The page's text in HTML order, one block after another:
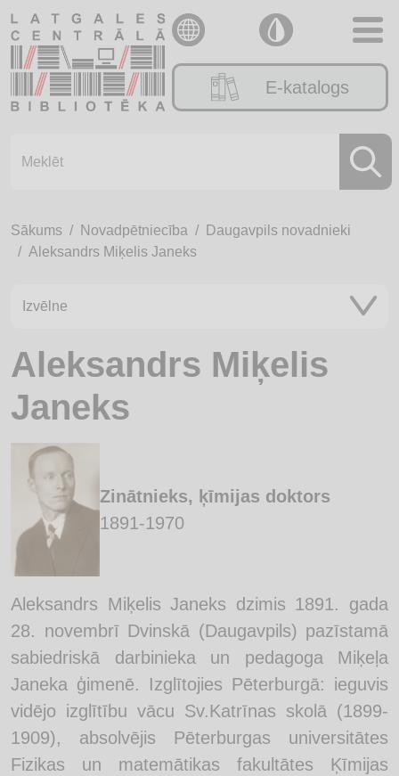
E-katalogs
Sākums Novadpētniecība
Daugavpils novadnieki
Aleksandrs Miķelis Janeks
Izvēlne
Aleksandrs Miķelis
Janeks
Zinātnieks, ķīmijas doktors
1891-1970
Aleksandrs Miķelis Janeks dzimis 1891. gada
28. novembrī Dvinskā (Daugavpils) pazīstamā
sabiedriskā darbinieka un pedagoga Miķeļa
Janeka ģimenē. Izglītojies Pēterburgā: ieguvis
vidējo izglītību vācu Sv.Katrīnas skolā (1899-
1909), absolvējis Pēterburgas universitātes
Fizikas un matemātikas fakultātes Ķīmijas